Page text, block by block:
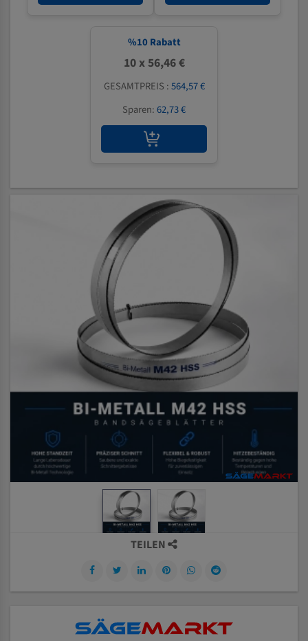
%10 Rabatt
10 x 56,46 €
GESAMTPREIS :564,57 €
Sparen:62,73 €
TEILEN